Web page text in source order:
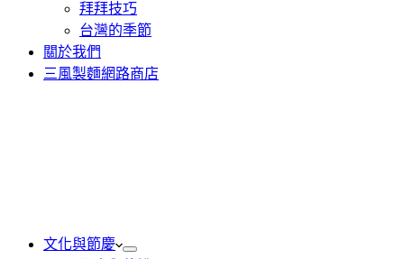
拜拜技巧
台灣的季節
關於我們
三風製麵網路商店
文化與節慶